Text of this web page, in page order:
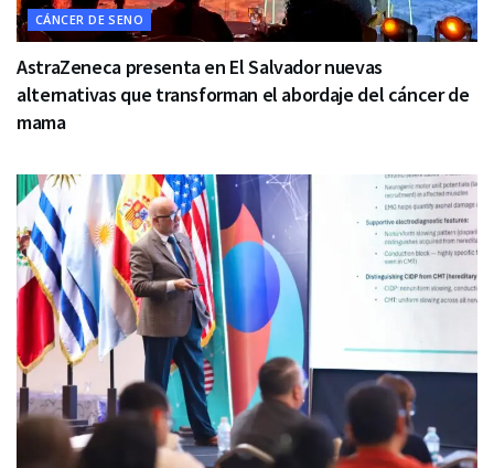
CÁNCER DE SENO
AstraZeneca presenta en El Salvador nuevas
alternativas que transforman el abordaje del cáncer de
mama